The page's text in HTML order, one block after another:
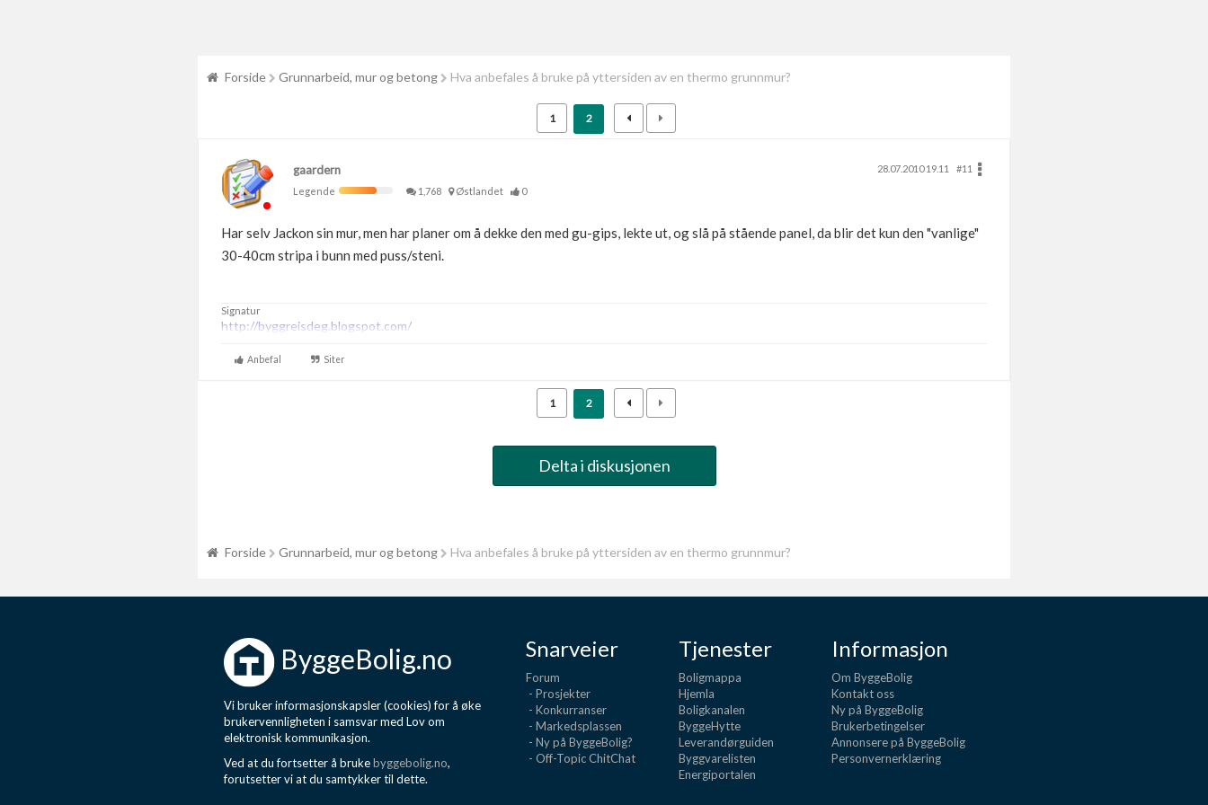
Forside Grunnarbeid, mur og betong Hva anbefales å bruke på yttersiden av en thermo grunnmur?
1 2
gaardern 28.07.2010 19.11
#11
Legende
1,768 Østlandet 0
Har selv Jackon sin mur, men har planer om å dekke den med gu-gips, lekte ut, og slå på stående panel, da blir det kun den "vanlige"
30-40cm stripa i bunn med puss/steni.
Signatur
http://byggreisdeg.blogspot.com/
Anbefal Siter
1 2
Delta i diskusjonen
Forside Grunnarbeid, mur og betong Hva anbefales å bruke på yttersiden av en thermo grunnmur?
ByggeBolig.no
Vi bruker informasjonskapsler (cookies) for å øke
brukervennligheten i samsvar med Lov om
elektronisk kommunikasjon.
Ved at du fortsetter å brukebyggebolig.no,
forutsetter vi at du samtykker til dette.
Snarveier
Forum
- Prosjekter
- Konkurranser
- Markedsplassen
- Ny på ByggeBolig?
- Off-Topic ChitChat
Tjenester
Boligmappa
Hjemla
Boligkanalen
ByggeHytte
Leverandørguiden
Byggvarelisten
Energiportalen
Informasjon
Om ByggeBolig
Kontakt oss
Ny på ByggeBolig
Brukerbetingelser
Annonsere på ByggeBolig
Personvernerklæring